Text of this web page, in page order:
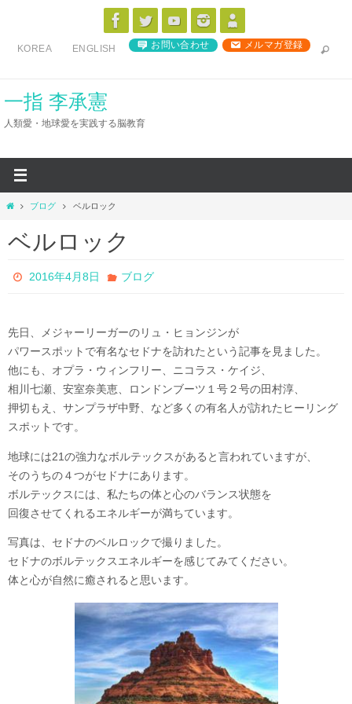
ス
KOREA ENGLISH お問い合わせ メルマガ登録
一指 李承憲
人類愛・地球愛を実践する脳教育
ホ
ム
ブログ ベルロック
ベルロック
2016年4月8日 ブログ
先日、メジャーリーガーのリュ・ヒョンジンが
パワースポットで有名なセドナを訪れたという記事を見ました。
他にも、オプラ・ウィンフリー、ニコラス・ケイジ、
相川七瀬、安室奈美恵、ロンドンブーツ１号２号の田村淳、
押切もえ、サンプラザ中野、など多くの有名人が訪れたヒーリング
スポットです。
地球には21の強力なボルテックスがあると言われていますが、
そのうちの４つがセドナにあります。
ボルテックスには、私たちの体と心のバランス状態を
回復させてくれるエネルギーが満ちています。
写真は、セドナのベルロックで撮りました。
セドナのボルテックスエネルギーを感じてみてください。
体と心が自然に癒されると思います。